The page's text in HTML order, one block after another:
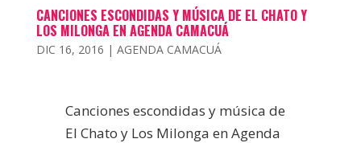
CANCIONES ESCONDIDAS Y MÚSICA DE EL CHATO Y
LOS MILONGA EN AGENDA CAMACUÁ
DIC 16, 2016 | AGENDA CAMACUÁ
Canciones escondidas y música de
El Chato y Los Milonga en Agenda